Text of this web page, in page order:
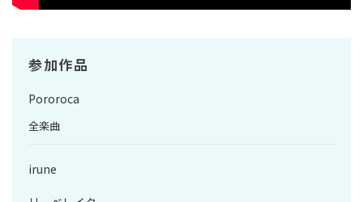
参加作品
Pororoca
全楽曲
irune